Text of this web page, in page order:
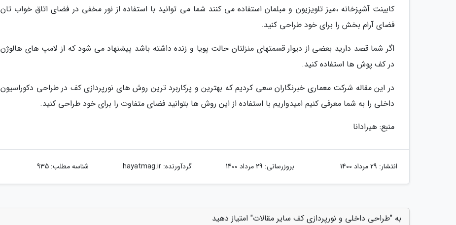
کابینت آشپزخانه ،میز تلویزیون و مبلمان استفاده می کنند شما می توانید با استفاده از نور مخفی در فضای اتاق خواب تان
فضای آرام بخش را برای خود طراحی کنید.
اگر شما قصد دارید بعضی از دیوار قسمتهای منزلتان حالت پویا و زنده داشته باشد پیشنهاد می شود که از لامپ های هالوژن
در کف پوش ها استفاده کنید.
در این مقاله شرکت معماری خبرنگاران سعی کردیم که بهترین و پرکاربرد ترین روش های نورپردازی کف در طراحی دکوراسیون
داخلی را به شما معرفی کنیم امیدواریم با استفاده از این روش ها بتوانید فضای متفاوت را برای خود طراحی کنید.
منبع: هیرادانا
انتشار: 29 مرداد 1400 بروزرسانی: 29 مرداد 1400 گردآورنده:hayatmag.ir شناسه مطلب: 935
به "طراحی داخلی و نورپردازی کف سایر مقالات" امتیاز دهید